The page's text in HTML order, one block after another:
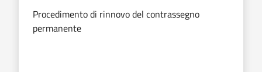
Procedimento di rinnovo del contrassegno
permanente